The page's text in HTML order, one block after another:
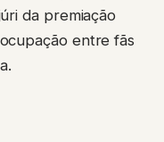
da premiação
entre fãs